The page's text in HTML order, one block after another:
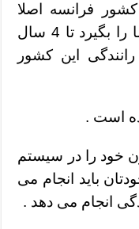
کشور فرانسه اصلا
رانندگی نکنید زیرا اگر پلیس شما را بگیرد تا 4 سال
این کشور
خود را در سیستم
باید انجام می
انجام می دهد .